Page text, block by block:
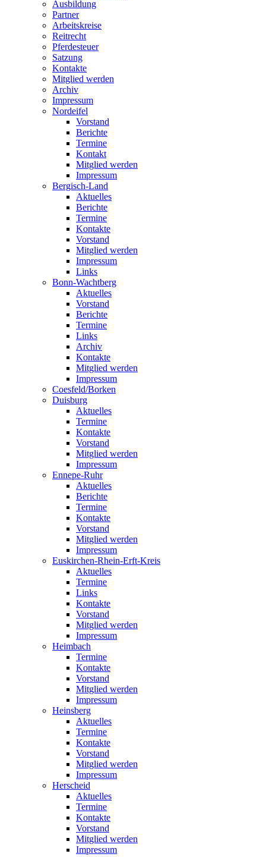
Ausbildung
Partner
Arbeitskreise
Reitrecht
Pferdesteuer
Satzung
Kontakte
Mitglied werden
Archiv
Impressum
Nordeifel
Vorstand
Berichte
Termine
Kontakt
Mitglied werden
Impressum
Bergisch-Land
Aktuelles
Berichte
Termine
Kontakte
Vorstand
Mitglied werden
Impressum
Links
Bonn-Wachtberg
Aktuelles
Vorstand
Berichte
Termine
Links
Archiv
Kontakte
Mitglied werden
Impressum
Coesfeld/Borken
Duisburg
Aktuelles
Termine
Kontakte
Vorstand
Mitglied werden
Impressum
Ennepe-Ruhr
Aktuelles
Berichte
Termine
Kontakte
Vorstand
Mitglied werden
Impressum
Euskirchen-Rhein-Erft-Kreis
Aktuelles
Termine
Links
Kontakte
Vorstand
Mitglied werden
Impressum
Heimbach
Termine
Kontakte
Vorstand
Mitglied werden
Impressum
Heinsberg
Aktuelles
Termine
Kontakte
Vorstand
Mitglied werden
Impressum
Herscheid
Aktuelles
Termine
Kontakte
Vorstand
Mitglied werden
Impressum